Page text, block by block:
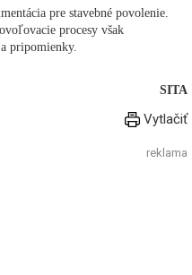
pre stavebné povolenie.
procesy však
pripomienky.
SITA
Vytlačiť
reklama